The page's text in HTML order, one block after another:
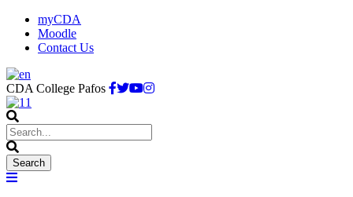
myCDA
Moodle
Contact Us
CDA College Pafos